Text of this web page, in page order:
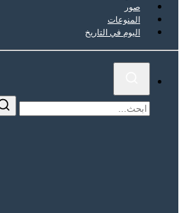
صور
المنوعات
اليوم في التاريخ